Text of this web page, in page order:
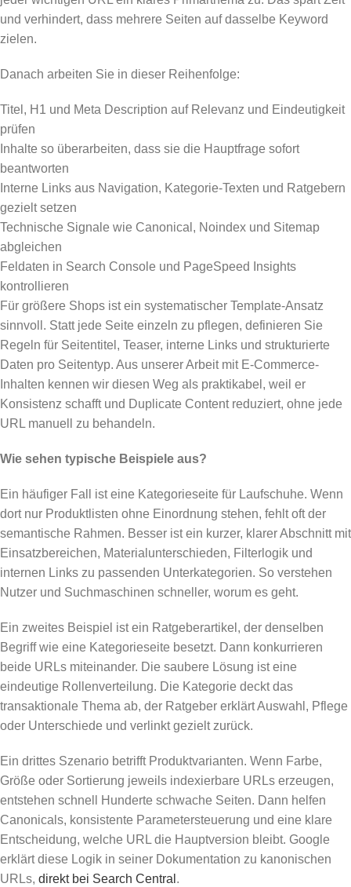
und verhindert, dass mehrere Seiten auf dasselbe Keyword
zielen.
Danach arbeiten Sie in dieser Reihenfolge:
Titel, H1 und Meta Description auf Relevanz und Eindeutigkeit
prüfen
Inhalte so überarbeiten, dass sie die Hauptfrage sofort
beantworten
Interne Links aus Navigation, Kategorie-Texten und Ratgebern
gezielt setzen
Technische Signale wie Canonical, Noindex und Sitemap
abgleichen
Feldaten in Search Console und PageSpeed Insights
kontrollieren
Für größere Shops ist ein systematischer Template-Ansatz
sinnvoll. Statt jede Seite einzeln zu pflegen, definieren Sie
Regeln für Seitentitel, Teaser, interne Links und strukturierte
Daten pro Seitentyp. Aus unserer Arbeit mit E-Commerce-
Inhalten kennen wir diesen Weg als praktikabel, weil er
Konsistenz schafft und Duplicate Content reduziert, ohne jede
URL manuell zu behandeln.
Wie sehen typische Beispiele aus?
Ein häufiger Fall ist eine Kategorieseite für Laufschuhe. Wenn
dort nur Produktlisten ohne Einordnung stehen, fehlt oft der
semantische Rahmen. Besser ist ein kurzer, klarer Abschnitt mit
Einsatzbereichen, Materialunterschieden, Filterlogik und
internen Links zu passenden Unterkategorien. So verstehen
Nutzer und Suchmaschinen schneller, worum es geht.
Ein zweites Beispiel ist ein Ratgeberartikel, der denselben
Begriff wie eine Kategorieseite besetzt. Dann konkurrieren
beide URLs miteinander. Die saubere Lösung ist eine
eindeutige Rollenverteilung. Die Kategorie deckt das
transaktionale Thema ab, der Ratgeber erklärt Auswahl, Pflege
oder Unterschiede und verlinkt gezielt zurück.
Ein drittes Szenario betrifft Produktvarianten. Wenn Farbe,
Größe oder Sortierung jeweils indexierbare URLs erzeugen,
entstehen schnell Hunderte schwache Seiten. Dann helfen
Canonicals, konsistente Parametersteuerung und eine klare
Entscheidung, welche URL die Hauptversion bleibt. Google
erklärt diese Logik in seiner Dokumentation zu kanonischen
URLs, direkt bei Search Central .